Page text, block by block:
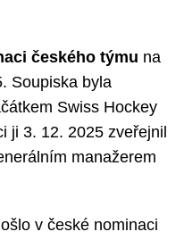
českého týmu na
Soupiska byla
Swiss Hockey
ji 3. 12. 2025 zveřejnil
manažerem
v české nominaci